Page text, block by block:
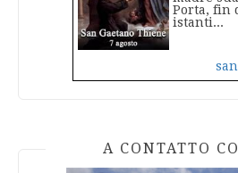
Porta, fin
istanti...
A CONTATTO